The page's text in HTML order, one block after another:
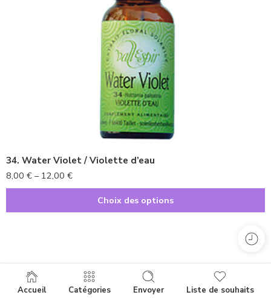
34. Water Violet / Violette d’eau
8,00 € – 12,00 €
Choix des options
Accueil Catégories Envoyer Liste de souhaits